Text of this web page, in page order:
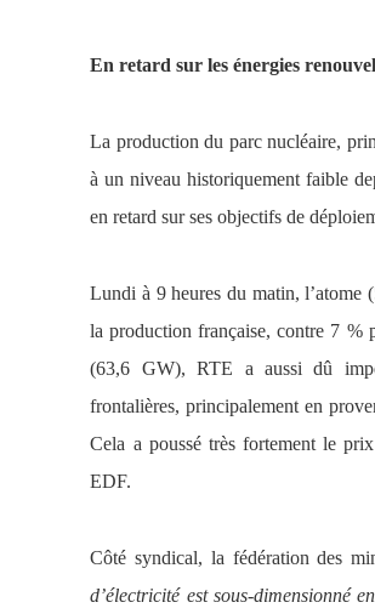
En retard sur les énergies
La production du parc nucléaire,
à un niveau historiquement faible
en retard sur ses objectifs de
Lundi à 9 heures du matin, l’atome
la production française, contre 7 %
(63,6 GW), RTE a aussi dû
frontalières, principalement en
Cela a poussé très fortement le
EDF.
Côté syndical, la fédération des
d’électricité est sous-dimensionné